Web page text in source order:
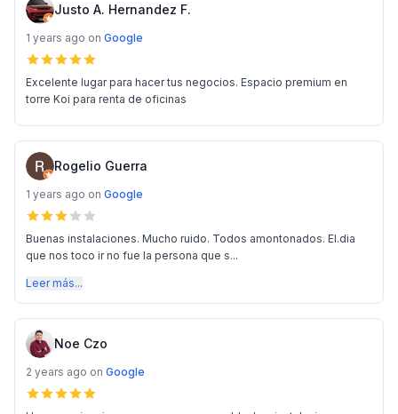
Justo A. Hernandez F.
1 years ago on Google
Excelente lugar para hacer tus negocios. Espacio premium en
torre Koi para renta de oficinas
Rogelio Guerra
1 years ago on Google
Buenas instalaciones. Mucho ruido. Todos amontonados. El.dia
que nos toco ir no fue la persona que s...
Leer más...
Noe Czo
2 years ago on Google